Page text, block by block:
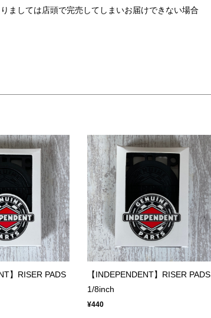
ましては店頭で完売してしまいお届けできない場合
】RISER PADS
【INDEPENDENT】RISER PADS
1/8inch
¥440